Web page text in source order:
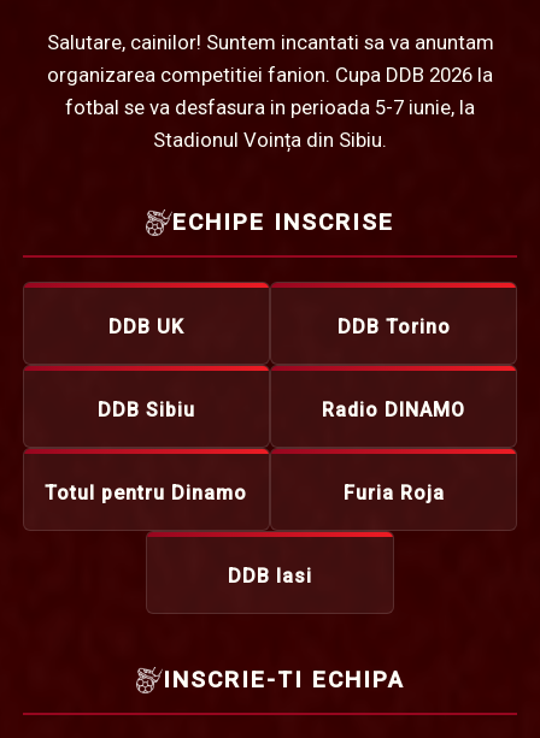
Salutare, cainilor! Suntem incantati sa va anuntam
organizarea competitiei fanion. Cupa DDB 2026 la
fotbal se va desfasura in perioada 5-7 iunie, la
Stadionul Voința din Sibiu.
ECHIPE INSCRISE
DDB UK DDB Torino
DDB Sibiu Radio DINAMO
Totul pentru Dinamo Furia Roja
DDB Iasi
INSCRIE-TI ECHIPA